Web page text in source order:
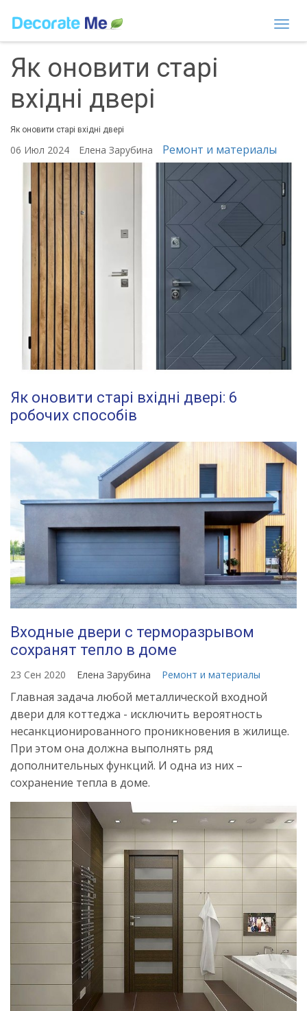
Як оновити старі
вхідні двері
Як оновити старі вхідні двері
06 Июл 2024 Елена Зарубина Ремонт и материалы
Як оновити старі вхідні двері: 6
робочих способів
Входные двери с терморазрывом
сохранят тепло в доме
23 Сен 2020 Елена Зарубина Ремонт и материалы
Главная задача любой металлической входной
двери для коттеджа - исключить вероятность
несанкционированного проникновения в жилище.
При этом она должна выполнять ряд
дополнительных функций. И одна из них –
сохранение тепла в доме.